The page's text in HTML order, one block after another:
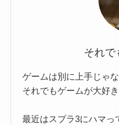
それで
ゲームは別に上手じゃ
それでもゲームが大好
最近はスプラ3にハマっ